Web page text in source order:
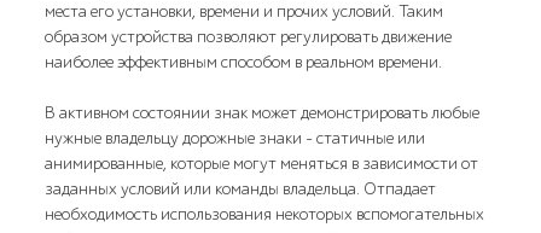
места его установки, времени и прочих условий. Таким
образом устройства позволяют регулировать движение
наиболее эффективным способом в реальном времени.
В активном состоянии знак может демонстрировать любые
нужные владельцу дорожные знаки – статичные или
анимированные, которые могут меняться в зависимости от
заданных условий или команды владельца. Отпадает
необходимость использования некоторых вспомогательных